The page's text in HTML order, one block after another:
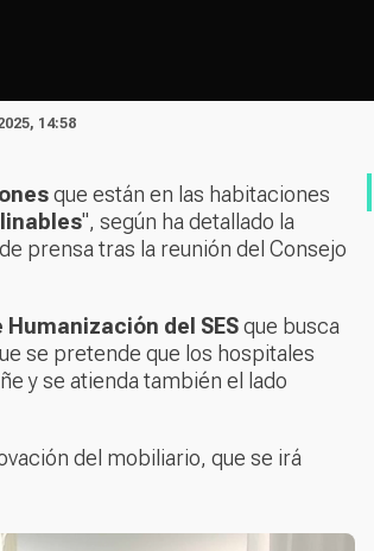
14:58
que están en las habitaciones
", según ha detallado la
prensa tras la reunión del Consejo
Humanización del SESque busca
se pretende que los hospitales
y se atienda también el lado
del mobiliario, que se irá